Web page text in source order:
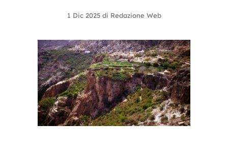
1 Dic 2025 di Redazione Web